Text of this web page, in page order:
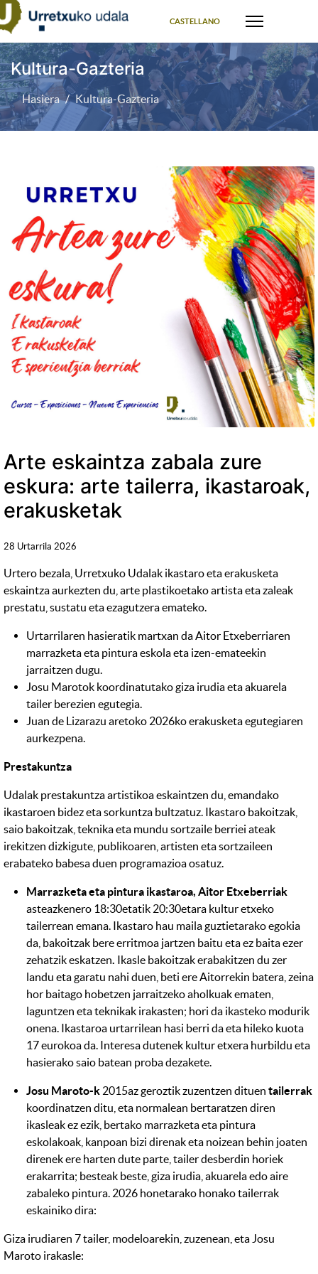
CASTELLANO
Kultura-Gazteria
Hasiera Kultura-Gazteria
Arte eskaintza zabala zure
eskura: arte tailerra, ikastaroak,
erakusketak
28 Urtarrila 2026
Urtero bezala, Urretxuko Udalak ikastaro eta erakusketa
eskaintza aurkezten du, arte plastikoetako artista eta zaleak
prestatu, sustatu eta ezagutzera emateko.
Urtarrilaren hasieratik martxan da Aitor Etxeberriaren
marrazketa eta pintura eskola eta izen-emateekin
jarraitzen dugu.
Josu Marotok koordinatutako giza irudia eta akuarela
tailer berezien egutegia.
Juan de Lizarazu aretoko 2026ko erakusketa egutegiaren
aurkezpena.
Prestakuntza
Udalak prestakuntza artistikoa eskaintzen du, emandako
ikastaroen bidez eta sorkuntza bultzatuz. Ikastaro bakoitzak,
saio bakoitzak, teknika eta mundu sortzaile berriei ateak
irekitzen dizkigute, publikoaren, artisten eta sortzaileen
erabateko babesa duen programazioa osatuz.
Marrazketa eta pintura ikastaroa, Aitor Etxeberriak
asteazkenero 18:30etatik 20:30etara kultur etxeko
tailerrean emana. Ikastaro hau maila guztietarako egokia
da, bakoitzak bere erritmoa jartzen baitu eta ez baita ezer
zehatzik eskatzen. Ikasle bakoitzak erabakitzen du zer
landu eta garatu nahi duen, beti ere Aitorrekin batera, zeina
hor baitago hobetzen jarraitzeko aholkuak ematen,
laguntzen eta teknikak irakasten; hori da ikasteko modurik
onena. Ikastaroa urtarrilean hasi berri da eta hileko kuota
17 eurokoa da. Interesa dutenek kultur etxera hurbildu eta
hasierako saio batean proba dezakete.
Josu Maroto-k 2015az geroztik zuzentzen dituentailerrak
koordinatzen ditu, eta normalean bertaratzen diren
ikasleak ez ezik, bertako marrazketa eta pintura
eskolakoak, kanpoan bizi direnak eta noizean behin joaten
direnek ere harten dute parte, tailer desberdin horiek
erakarrita; besteak beste, giza irudia, akuarela edo aire
zabaleko pintura. 2026 honetarako honako tailerrak
eskainiko dira:
Giza irudiaren 7 tailer, modeloarekin, zuzenean, eta Josu
Maroto irakasle: